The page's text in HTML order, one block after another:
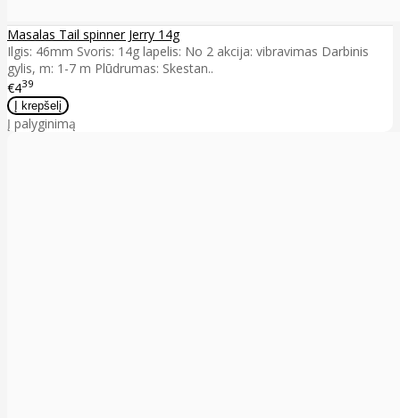
Masalas Tail spinner Jerry 14g
Ilgis: 46mm Svoris: 14g lapelis: No 2 akcija: vibravimas Darbinis
gylis, m: 1-7 m Plūdrumas: Skestan..
€439
Į palyginimą